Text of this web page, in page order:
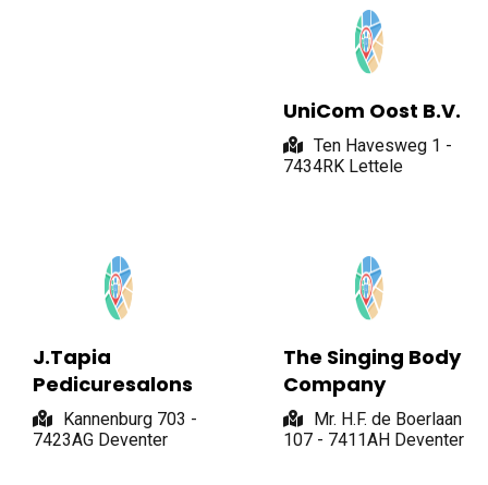
UniCom Oost B.V.
Ten Havesweg 1 -
7434RK Lettele
J.Tapia
Pedicuresalons
Kannenburg 703 -
7423AG Deventer
The Singing Body
Company
Mr. H.F. de Boerlaan
107 - 7411AH Deventer